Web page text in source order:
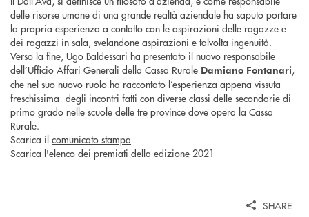
delle risorse umane di una grande realtà aziendale ha saputo portare
la propria esperienza a contatto con le aspirazioni delle ragazze e
dei ragazzi in sala, svelandone aspirazioni e talvolta ingenuità.
Verso la fine, Ugo Baldessari ha presentato il nuovo responsabile
dell’Ufficio Affari Generali della Cassa Rurale Damiano Fontanari,
che nel suo nuovo ruolo ha raccontato l’esperienza appena vissuta –
freschissima- degli incontri fatti con diverse classi delle secondarie di
primo grado nelle scuole delle tre province dove opera la Cassa
Rurale.
Scarica il comunicato stampa
Scarica l'elenco dei premiati della edizione 2021
SHARE